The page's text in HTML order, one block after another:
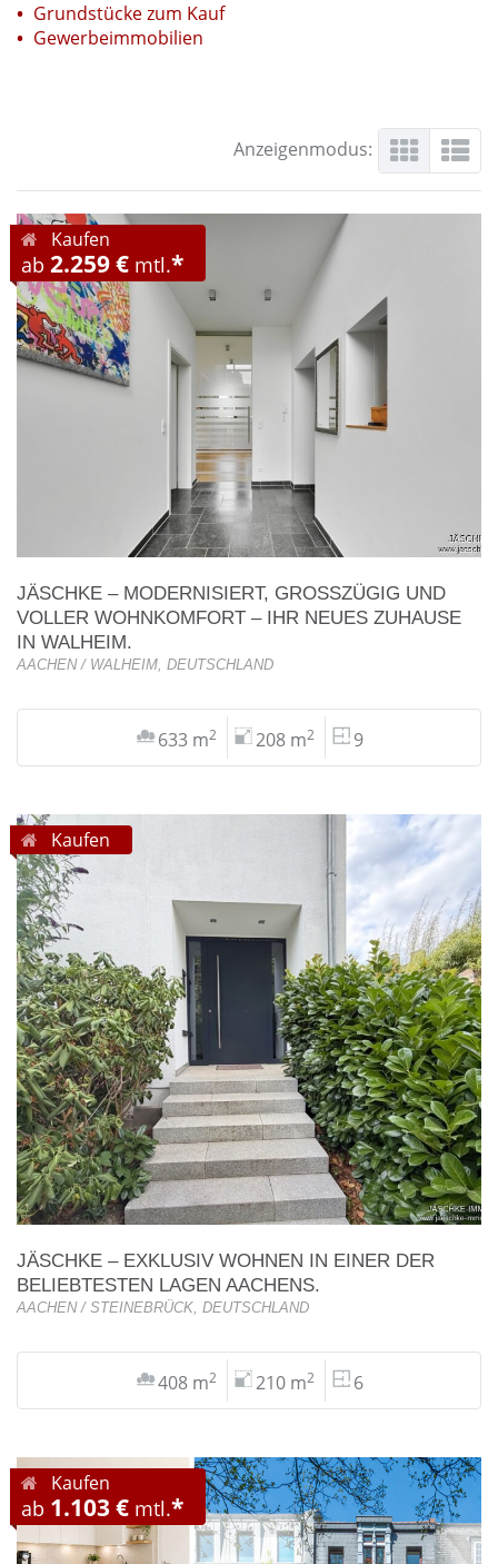
Grundstücke zum Kauf
Gewerbeimmobilien
Anzeigenmodus:
Kaufen
ab 2.259 € mtl.*
JÄSCHKE – MODERNISIERT, GROSSZÜGIG UND V
OLLER WOHNKOMFORT – IHR NEUES ZUHAUSE I
N WALHEIM.
AACHEN / WALHEIM, DEUTSCHLAND
633 m2 208 m2 9
Kaufen
JÄSCHKE – EXKLUSIV WOHNEN IN EINER DER
BELIEBTESTEN LAGEN AACHENS.
AACHEN / STEINEBRÜCK, DEUTSCHLAND
408 m2 210 m2 6
Kaufen
ab 1.103 € mtl.*